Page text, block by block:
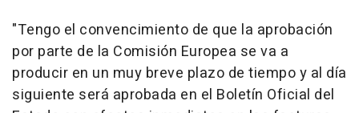
"Tengo el convencimiento de que la aprobación
por parte de la Comisión Europea se va a
producir en un muy breve plazo de tiempo y al día
siguiente será aprobada en el Boletín Oficial del